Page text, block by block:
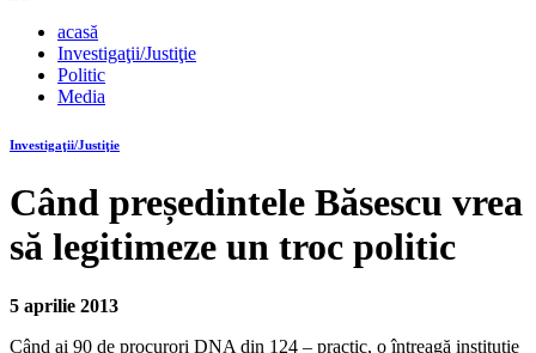
acasă
Investigaţii/Justiţie
Politic
Media
Investigaţii/Justiţie
Când președintele Băsescu vrea
să legitimeze un troc politic
5 aprilie 2013
Când ai 90 de procurori DNA din 124 – practic, o întreagă instituție